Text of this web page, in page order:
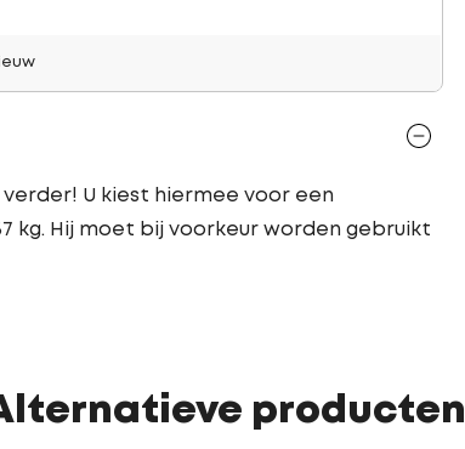
verder! U kiest hiermee voor een
kg. Hij moet bij voorkeur worden gebruikt
producten